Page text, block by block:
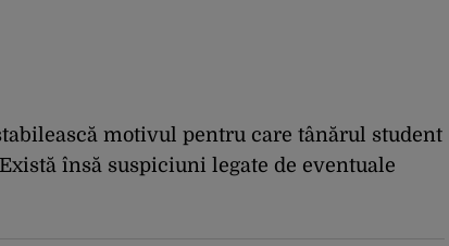
motivul pentru care tânărul student
însă suspiciuni legate de eventuale